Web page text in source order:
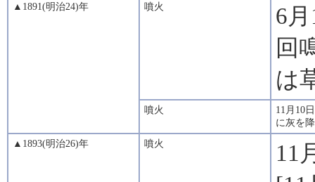
▲1891(明治24)年
噴火
6
回
は
噴火
11月10
に灰を
▲1893(明治26)年
噴火
11